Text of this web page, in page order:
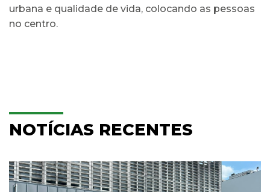
urbana e qualidade de vida, colocando as pessoas
no centro.
NOTÍCIAS RECENTES